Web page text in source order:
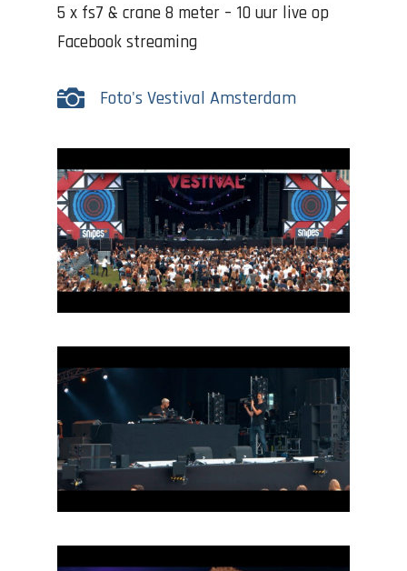
5 x fs7 & crane 8 meter – 10 uur live op
Facebook streaming
 Foto's Vestival Amsterdam